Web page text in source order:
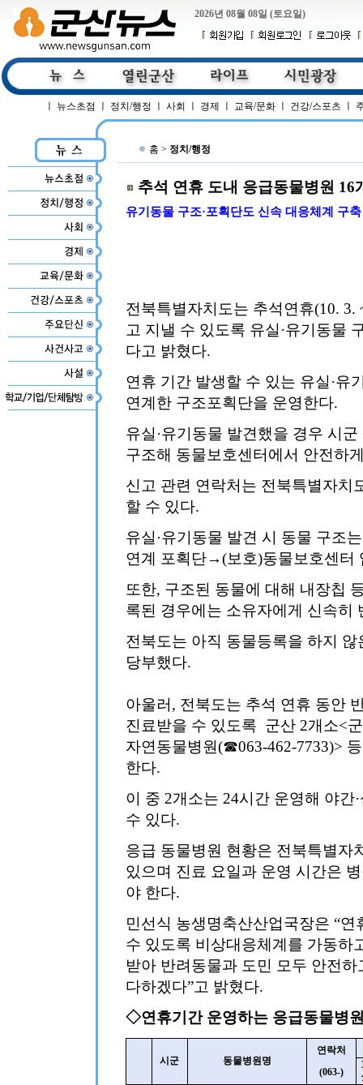
2026년 08월 08일 (토요일)
뉴스초점 정치/행정 사회 경제 교육/문화 건강/스포츠
홈 > 정치/행정
추석 연휴 도내 응급동물병원 16
유기동물 구조·포획단도 신속 대응체계 구축
전북특별자치도는 추석연휴(10.
고 지낼 수 있도록 유실·유기동물
다고 밝혔다.
연휴 기간 발생할 수 있는 유실·유
연계한 구조포획단을 운영한다.
유실·유기동물 발견했을 경우 시
구조해 동물보호센터에서 안전하
신고 관련 연락처는 전북특별자치
할 수 있다.
유실·유기동물 발견 시 동물 구조
연계 포획단→(보호)동물보호센터
또한, 구조된 동물에 대해 내장칩
록된 경우에는 소유자에게 신속히
전북도는 아직 동물등록을 하지
당부했다.
아울러, 전북도는 추석 연휴 동안
진료받을 수 있도록 군산 2개소<
자연동물병원(☎063-462-7733)>
한다.
이 중 2개소는 24시간 운영해 야간
수 있다.
응급 동물병원 현황은 전북특별자
있으며 진료 요일과 운영 시간은
야 한다.
민선식 농생명축산산업국장은 “
수 있도록 비상대응체계를 가동하
받아 반려동물과 도민 모두 안전
다하겠다”고 밝혔다.
◇연휴기간 운영하는 응급동물병
시군 동물병원명
연락처
(063-)